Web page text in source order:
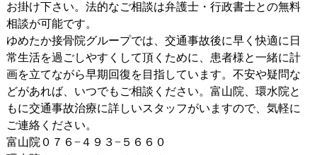
お掛け下さい。法的なご相談は弁護士・行政書士との無料
相談が可能です。
ゆめたか接骨院グループでは、交通事故後に早く快適に日
常生活を過ごしやすくして頂くために、患者様と一緒に計
画を立てながら早期回復を目指しています。不安や疑問な
どがあれば、いつでもご相談ください。富山院、環水院と
もに交通事故治療に詳しいスタッフがいますので、気軽に
ご連絡ください。
富山院０７６−４９３−５６６０